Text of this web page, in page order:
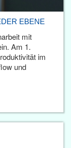
EBENE
mit
Am 1.
im
und